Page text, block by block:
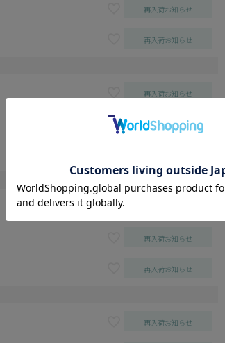
再入荷お知らせ
再入荷お知らせ
再入荷お知らせ
再入荷お知らせ
再入荷お知らせ
再入荷お知らせ
再入荷お知らせ
再入荷お知らせ